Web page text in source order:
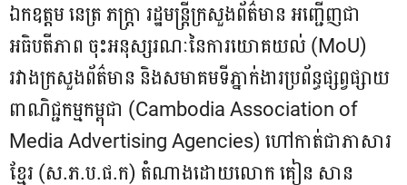
ឯកឧត្តម នេត្រ ភក្ត្រា រដ្ឋមន្ត្រីក្រសួងព័ត៌មាន អញ្ជើញជា
អធិបតីភាព ចុះអនុស្សរណៈនៃការយោគយល់ (MoU)
រវាងក្រសួងព័ត៌មាន និងសមាគមទីភ្នាក់ងារប្រព័ន្ធផ្សព្វផ្សាយ
ពាណិជ្ជកម្មកម្ពុជា (Cambodia Association of
Media Advertising Agencies) ហៅកាត់ជាភាសារ
ខ្មែរ (ស.ភ.ប.ផ.ក) តំណាងដោយលោក គៀន សាន